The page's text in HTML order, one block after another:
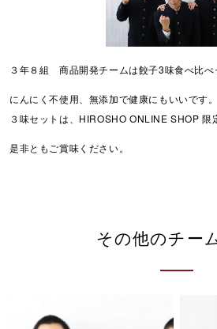
３年８組 商品開発チームは餃子3味食べ比べ
にんにく不使用、無添加で健康にもいいです。
３味セットは、HIROSHO ONLINE SHOP 限
是非ともご賞味ください。
その他のチー